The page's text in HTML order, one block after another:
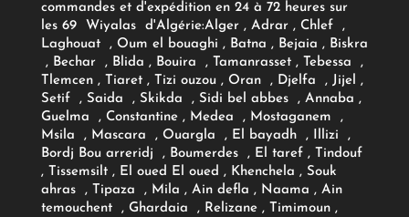
commandes et d'expédition en 24 à 72 heures sur
les 69 Wiyalas d'Algérie:Alger , Adrar, Chlef ,
Laghouat , Oum el bouaghi , Batna , Bejaia , Biskra
, Bechar , Blida , Bouira , Tamanrasset , Tebessa ,
Tlemcen , Tiaret , Tizi ouzou , Oran , Djelfa , Jijel ,
Setif , Saida , Skikda , Sidi bel abbes , Annaba ,
Guelma , Constantine , Medea , Mostaganem ,
Msila , Mascara , Ouargla , El bayadh , Illizi ,
Bordj Bou arreridj , Boumerdes , El taref , Tindouf
, Tissemsilt , El oued El oued , Khenchela , Souk
ahras , Tipaza , Mila , Ain defla , Naama , Ain
temouchent , Ghardaia , Relizane , Timimoun ,